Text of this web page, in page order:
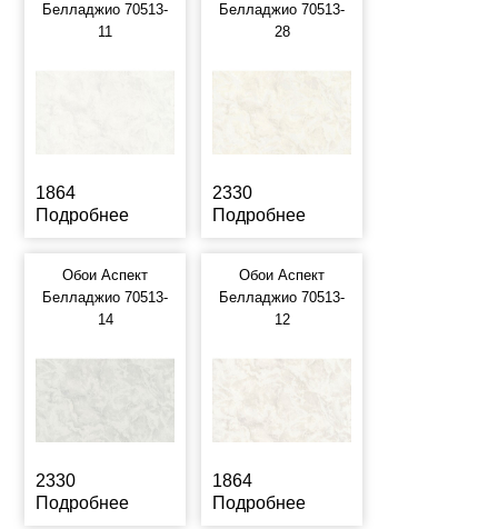
Белладжио 70513-
11
1864
Подробнее
Белладжио 70513-
28
2330
Подробнее
Обои Аспект
Белладжио 70513-
14
2330
Подробнее
Обои Аспект
Белладжио 70513-
12
1864
Подробнее